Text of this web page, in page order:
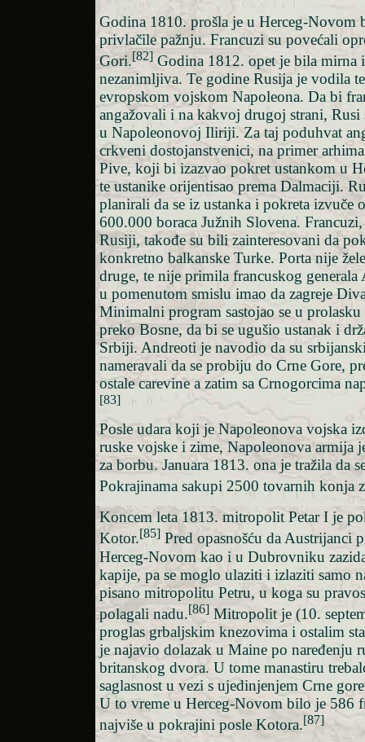
Godina 1810. prošla je u Herceg-Novom
privlačile pažnju. Francuzi su povećali
Gori.[82] Godina 1812. opet je bila mirna
nezanimljiva. Te godine Rusija je vodila
evropskom vojskom Napoleona. Da bi
angažovali i na kakvoj drugoj strani, Rusi
u Napoleonovoj Iliriji. Za taj poduhvat
crkveni dostojanstvenici, na primer
Pive, koji bi izazvao pokret ustankom u
te ustanike orijentisao prema Dalmaciji.
planirali da se iz ustanka i pokreta izvuče
600.000 boraca Južnih Slovena.
Rusiji, takođe su bili zainteresovani da
konkretno balkanske Turke. Porta nije
druge, te nije primila francuskog
u pomenutom smislu imao da zagreje
Minimalni program sastojao se u
preko Bosne, da bi se ugušio ustanak i
Srbiji. Andreoti je navodio da su
nameravali da se probiju do Crne Gore,
ostale carevine a zatim sa Crnogorcima
[83]
Posle udara koji je Napoleonova vojska
ruske vojske i zime, Napoleonova armija
za borbu. Januara 1813. ona je tražila da
Pokrajinama sakupi 2500 tovarnih konja
Koncem leta 1813. mitropolit Petar I je
Kotor.[85] Pred opasnošću da Austrijanci
Herceg-Novom kao i u Dubrovniku
kapije, pa se moglo ulaziti i izlaziti samo
pisano mitropolitu Petru, u koga su
polagali nadu.[86] Mitropolit je (10.
proglas grbaljskim knezovima i ostalim
je najavio dolazak u Maine po naređenju
britanskog dvora. U tome manastiru
saglasnost u vezi s ujedinjenjem Crne
U to vreme u Herceg-Novom bilo je 586
najviše u pokrajini posle Kotora.[87]